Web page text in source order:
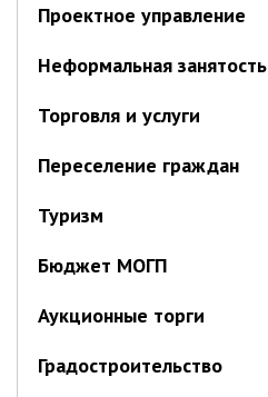
Проектное управление
Неформальная занятость
Торговля и услуги
Переселение граждан
Туризм
Бюджет МОГП
Аукционные торги
Градостроительство